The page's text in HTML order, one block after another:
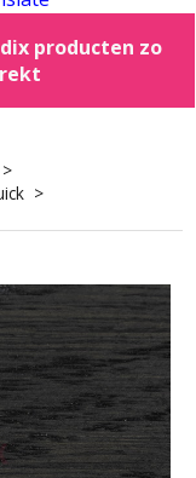
producten zo
>
>